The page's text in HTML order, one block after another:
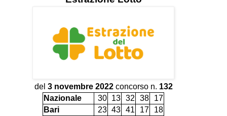
del 3 novembre 2022concorso n. 132
Nazionale
30 13 32 38
17
Bari
23 43 41 17
18